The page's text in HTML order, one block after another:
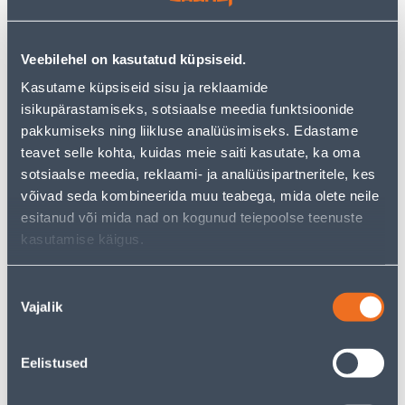
Veebilehel on kasutatud küpsiseid.
Kasutame küpsiseid sisu ja reklaamide
isikupärastamiseks, sotsiaalse meedia funktsioonide
pakkumiseks ning liikluse analüüsimiseks. Edastame
teavet selle kohta, kuidas meie saiti kasutate, ka oma
sotsiaalse meedia, reklaami- ja analüüsipartneritele, kes
võivad seda kombineerida muu teabega, mida olete neile
esitanud või mida nad on kogunud teiepoolse teenuste
kasutamise käigus.
valik
Vajalik
Eelistused
LÜLITI SÜV 2-NE IP44
VALGE ALFA
2.00 € /tk
LÜLITI SÜV 2-NE
KOMPLEKTNE CARMEN VI-
KO
4 .92 €
2.95 € / tk
LÜLITI SÜV 1-NE TULEGA
LÜLITI SÜV 2-NE VEKSEL